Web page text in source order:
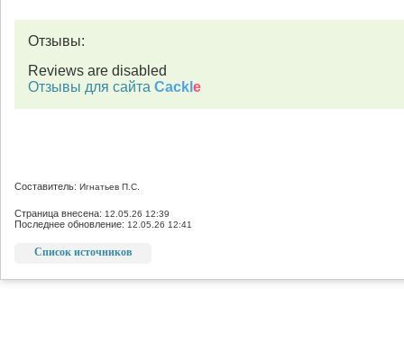
Отзывы:
Reviews are disabled
Отзывы для сайта Cackl e
Составитель: Игнатьев П.С.
Страница внесена: 12.05.26 12:39
Последнее обновление: 12.05.26 12:41
Список источников